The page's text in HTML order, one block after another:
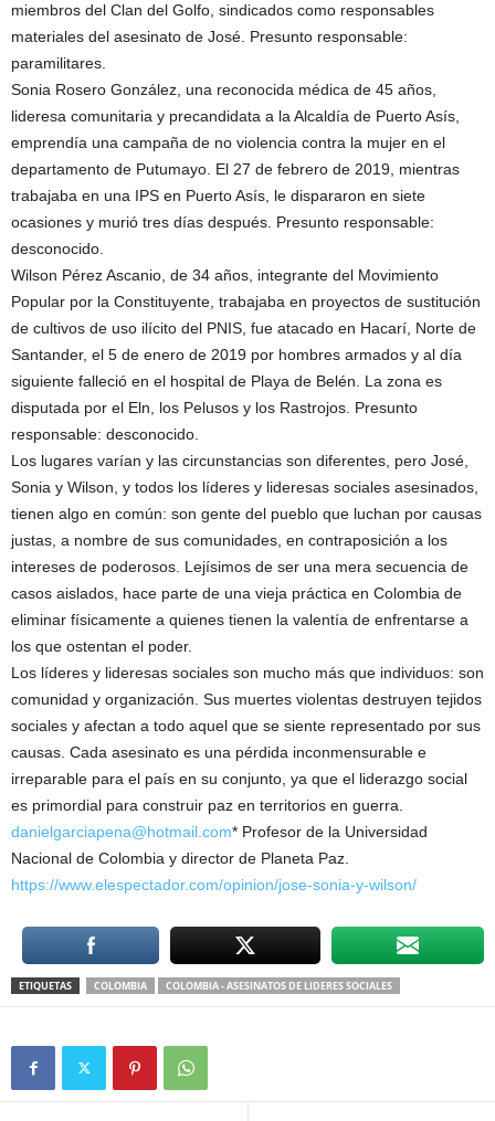
miembros del Clan del Golfo, sindicados como responsables
materiales del asesinato de José. Presunto responsable:
paramilitares.
Sonia Rosero González, una reconocida médica de 45 años,
lideresa comunitaria y precandidata a la Alcaldía de Puerto Asís,
emprendía una campaña de no violencia contra la mujer en el
departamento de Putumayo. El 27 de febrero de 2019, mientras
trabajaba en una IPS en Puerto Asís, le dispararon en siete
ocasiones y murió tres días después. Presunto responsable:
desconocido.
Wilson Pérez Ascanio, de 34 años, integrante del Movimiento
Popular por la Constituyente, trabajaba en proyectos de sustitución
de cultivos de uso ilícito del PNIS, fue atacado en Hacarí, Norte de
Santander, el 5 de enero de 2019 por hombres armados y al día
siguiente falleció en el hospital de Playa de Belén. La zona es
disputada por el Eln, los Pelusos y los Rastrojos. Presunto
responsable: desconocido.
Los lugares varían y las circunstancias son diferentes, pero José,
Sonia y Wilson, y todos los líderes y lideresas sociales asesinados,
tienen algo en común: son gente del pueblo que luchan por causas
justas, a nombre de sus comunidades, en contraposición a los
intereses de poderosos. Lejísimos de ser una mera secuencia de
casos aislados, hace parte de una vieja práctica en Colombia de
eliminar físicamente a quienes tienen la valentía de enfrentarse a
los que ostentan el poder.
Los líderes y lideresas sociales son mucho más que individuos: son
comunidad y organización. Sus muertes violentas destruyen tejidos
sociales y afectan a todo aquel que se siente representado por sus
causas. Cada asesinato es una pérdida inconmensurable e
irreparable para el país en su conjunto, ya que el liderazgo social
es primordial para construir paz en territorios en guerra.
danielgarciapena@hotmail.com* Profesor de la Universidad
Nacional de Colombia y director de Planeta Paz.
https://www.elespectador.com/opinion/jose-sonia-y-wilson/
ETIQUETAS COLOMBIA COLOMBIA - ASESINATOS DE LIDERES SOCIALES